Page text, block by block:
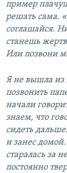
пример
решать сама.
соглашайся.
станешь
Или позвони
Я не вышла из
позвонить
начали
знаем, что
сидеть
и занес
старалась за
постоянно